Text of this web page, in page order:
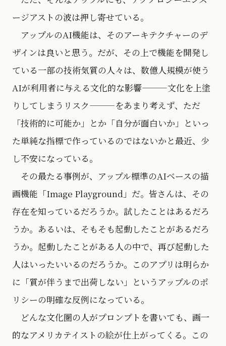
ージアストの波は押し寄せている。
アップルのAI機能は、そのアーキテクチャーのデ
ザインは良いと思う。だが、その上で機能を開発し
ている一部の技術気質の人々は、数億人規模が使う
AIが利用者に与える文化的な影響———文化を上塗
りしてしまうリスク———をあまり考えず、ただ
「技術的に可能か」とか「自分が面白いか」といっ
た単純な指標で作っているのではないかと最近、少
し不安になっている。
その最たる事例が、アップル標準のAIベースの描
画機能「Image Playground」だ。皆さんは、その
存在を知っているだろうか。試したことはあるだろ
うか。あるいは、そもそも起動したことがあるだろ
うか。起動したことがある人の中で、再び起動した
人はいったいいるのだろうか。このアプリは明らか
に「質が伴うまで出荷しない」というアップルのポ
リシーの明確な反例になっている。
どんな文化圏の人がプロンプトを書いても、画一
的なアメリカテイストの絵が仕上がってくる。この